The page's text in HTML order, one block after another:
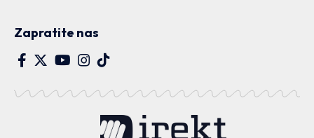
Zapratite nas